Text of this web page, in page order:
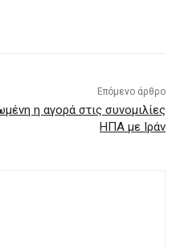
Επόμενο άρθρο
η αγορά στις συνομιλίες
ΗΠΑ με Ιράν